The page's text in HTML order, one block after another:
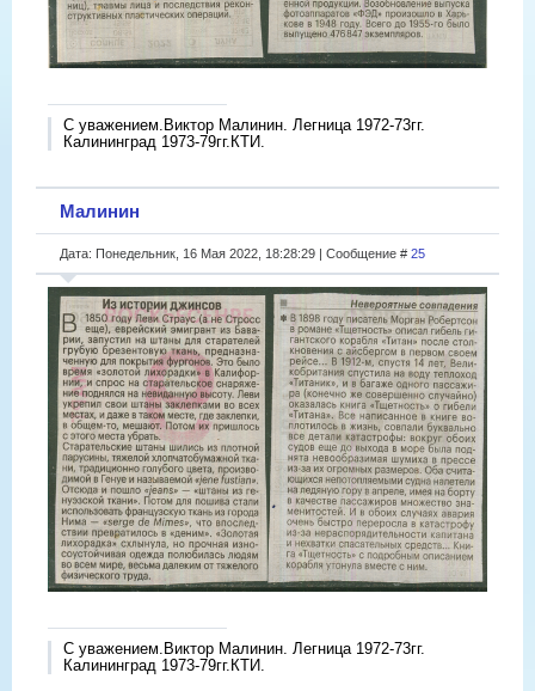
С уважением.Виктор Малинин. Легница 1972-73гг.
Калининград 1973-79гг.КТИ.
Малинин
Дата: Понедельник, 16 Мая 2022, 18:28:29 | Сообщение # 25
С уважением.Виктор Малинин. Легница 1972-73гг.
Калининград 1973-79гг.КТИ.